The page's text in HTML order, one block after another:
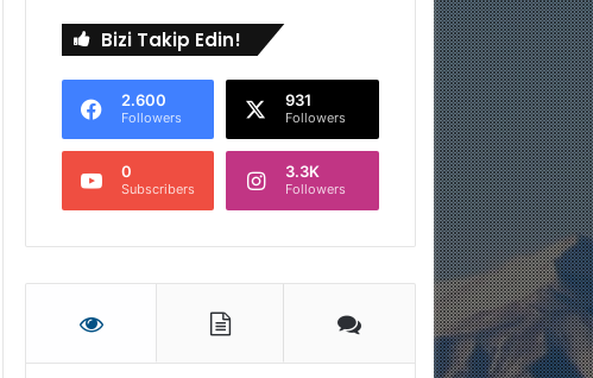
Bizi Takip Edin!
2.600
Followers
931
Followers
0
Subscribers
3.3K
Followers